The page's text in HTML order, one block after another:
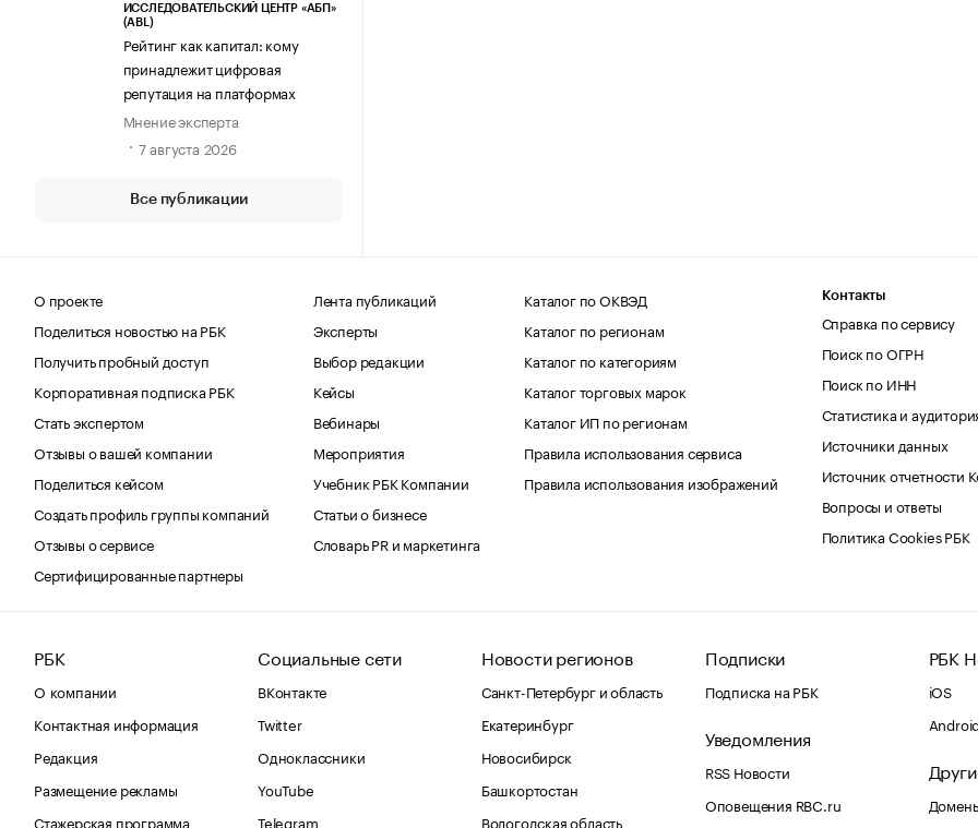
ИССЛЕДОВАТЕЛЬСКИЙ ЦЕНТР «АБП»
(ABL)
Рейтинг как капитал: кому
принадлежит цифровая
репутация на платформах
Мнение эксперта
7 августа 2026
Все публикации
О проекте
Поделиться новостью на РБК
Получить пробный доступ
Корпоративная подписка РБК
Стать экспертом
Отзывы о вашей компании
Поделиться кейсом
Создать профиль группы компаний
Отзывы о сервисе
Сертифицированные партнеры
Лента публикаций
Эксперты
Выбор редакции
Кейсы
Вебинары
Мероприятия
Учебник РБК Компании
Статьи о бизнесе
Словарь PR и маркетинга
Каталог по ОКВЭД
Каталог по регионам
Каталог по категориям
Каталог торговых марок
Каталог ИП по регионам
Правила использования сервиса
Правила использования изображений
Контакты
Справка по сервису
Поиск по ОГРН
Поиск по ИНН
Статистика и
Источники данных
Источник отчетности
Вопросы и ответы
Политика Cookies РБК
РБК
О компании
Контактная информация
Редакция
Размещение рекламы
Стажерская программа
Социальные сети
ВКонтакте
Twitter
Одноклассники
YouTube
Telegram
Новости регионов
Санкт-Петербург и область
Екатеринбург
Новосибирск
Башкортостан
Вологодская область
Подписки
Подписка на РБК
Уведомления
RSS Новости
Оповещения RBC.ru
РБК
iOS